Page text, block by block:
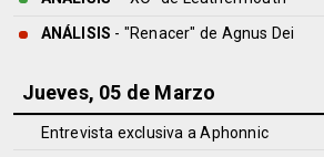
ANÁLISIS - "Renacer" de Agnus Dei
Jueves, 05 de Marzo
Entrevista exclusiva a Aphonnic